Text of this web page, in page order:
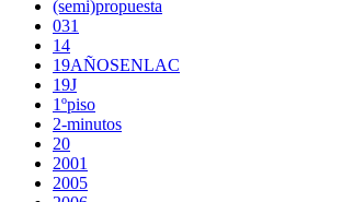
(semi)propuesta
031
14
19AÑOSENLAC
19J
1ºpiso
2-minutos
20
2001
2005